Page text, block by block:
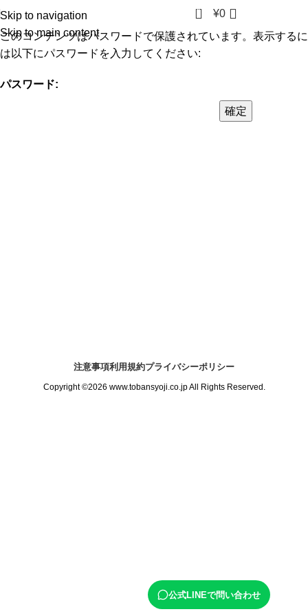
Skip to navigation
Skip to main content
0 ¥0
このコンテンツはパスワードで保護されています。表示するに
は以下にパスワードを入力してください:
パスワード:
公式LINEで問い合わせ
注意事項利用規約プライバシーポリシー
Copyright ©2026 www.tobansyoji.co.jp All Rights Reserved.